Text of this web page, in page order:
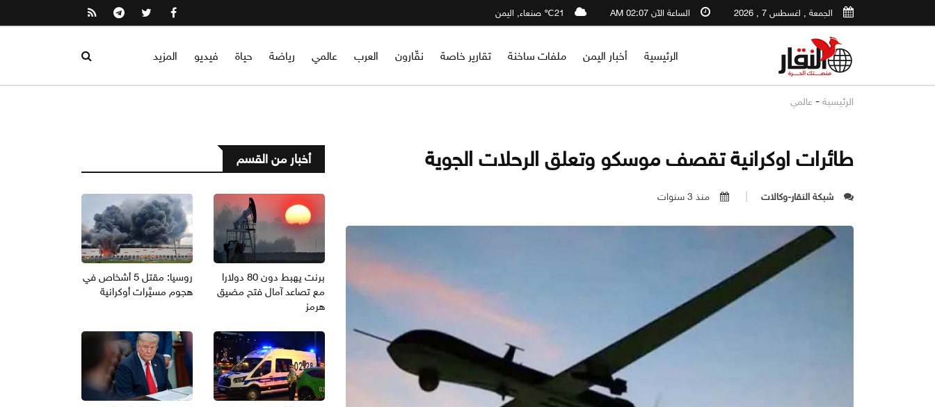
الجمعة , اغسطس 7 , 2026 الساعة الآن 02:07 AM 21℃ صنعاء, اليمن
الرئيسية أخبار اليمن ملفات ساخنة تقارير خاصة نقّارون العرب عالمي رياضة حياة فيديو المزيد
الرئيسية - عالمي
طائرات اوكرانية تقصف موسكو وتعلق الرحلات الجوية
شبكة النقار-وكالات منذ 3 سنوات
أخبار من القسم
برنت يهبط دون 80 دولارا
مع تصاعد آمال فتح مضيق
هرمز
روسيا: مقتل 5 أشخاص في
هجوم مسيَّرات أوكرانية